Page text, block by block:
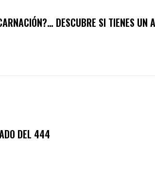
DESCUBRE SI TIENES UN
DEL 444